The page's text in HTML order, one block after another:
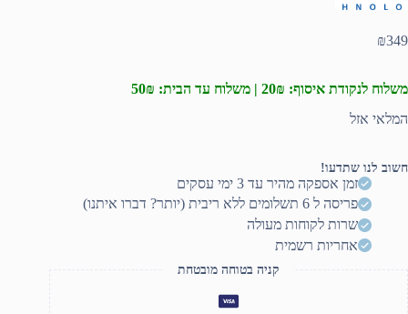
₪349
משלוח לנקודת איסוף: 20₪ | משלוח עד הבית: 50₪
המלאי אזל
חשוב לנו שתדעו!
זמן אספקה מהיר עד 3 ימי עסקים
פריסה ל 6 תשלומים ללא ריבית (יותר? דברו איתנו)
שרות לקוחות מעולה
אחריות רשמית
קניה בטוחה מובטחת